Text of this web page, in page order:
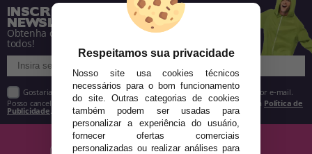
INSCREVA-SE NA NOSSA
NEWSLETTER
Obtenha descontos e saiba de tudo antes de
todos!
Gostaria de receber descontos exclusivos, novidades e tendências por e-mail.
Posso cancelar a inscrição a qualquer momento, conforme estipulado na Política de
Publicidade
Respeitamos sua privacidade
Nosso site usa cookies técnicos
necessários para o bom funcionamento
do site. Outras categorias de cookies
também podem ser usadas para
personalizar a experiência do usuário,
fornecer ofertas comerciais
personalizadas ou realizar análises para